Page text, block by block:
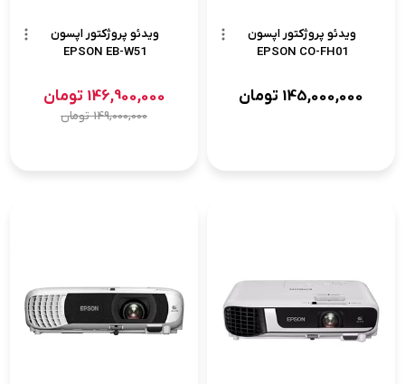
ویدئو پروژکتور اپسون
EPSON CO-FH01
145,000,000 تومان
ویدئو پروژکتور اپسون
EPSON EB-W51
146,900,000 تومان
149,000,000تومان